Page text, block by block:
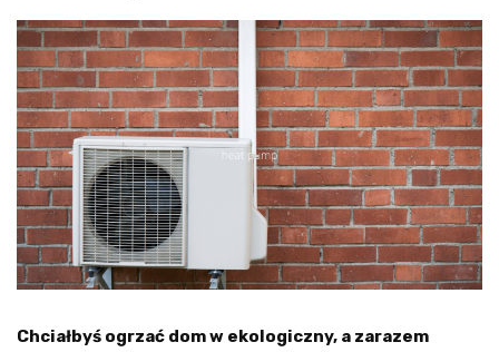
Chciałbyś ogrzać dom w ekologiczny, a zarazem